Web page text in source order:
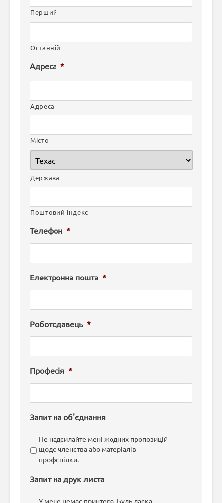
Перший
Останній
Адреса *
Адреса
Місто
Держава
Поштовий індекс
Телефон *
Електронна пошта *
Роботодавець *
Професія *
Запит на об'єднання
Не надсилайте мені жодних пропозицій
щодо членства або матеріалів
профспілки.
Запит на друк листа
У мене немає принтера. Будь ласка,